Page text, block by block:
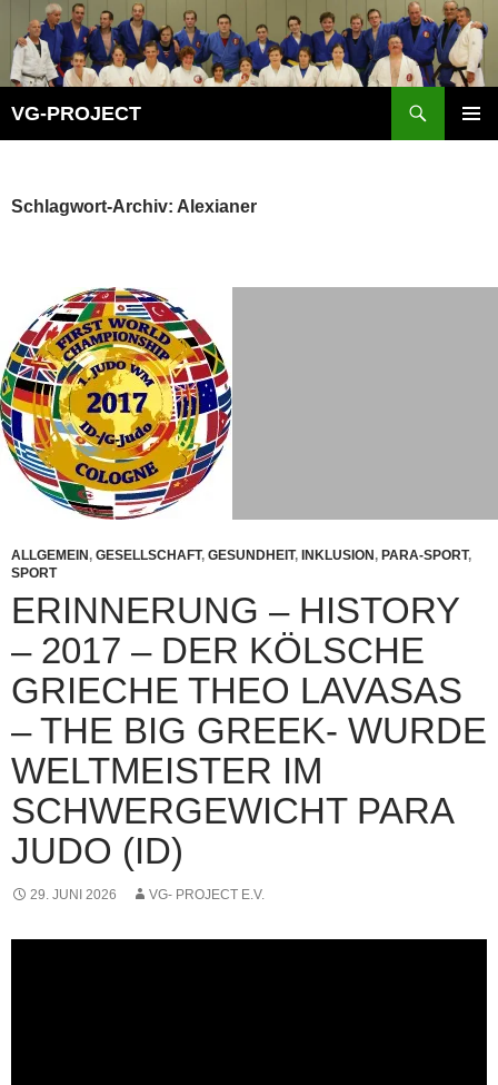
Inhalt
springen
VG-PROJECT
Schlagwort-Archiv: Alexianer
ALLGEMEIN, GESELLSCHAFT, GESUNDHEIT, INKLUSION, PARA-SPORT,
SPORT
ERINNERUNG – HISTORY
– 2017 – DER KÖLSCHE
GRIECHE THEO LAVASAS
– THE BIG GREEK- WURDE
WELTMEISTER IM
SCHWERGEWICHT PARA
JUDO (ID)
29. JUNI 2026 VG- PROJECT E.V.